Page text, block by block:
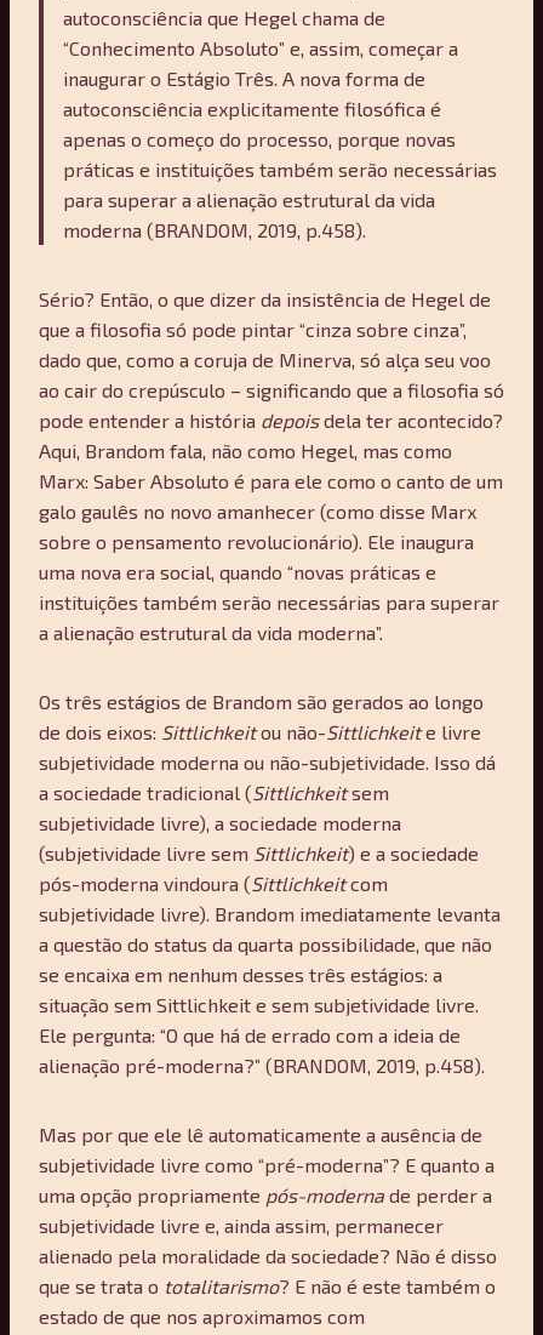
autoconsciência que Hegel chama de
“Conhecimento Absoluto” e, assim, começar a
inaugurar o Estágio Três. A nova forma de
autoconsciência explicitamente filosófica é
apenas o começo do processo, porque novas
práticas e instituições também serão necessárias
para superar a alienação estrutural da vida
moderna (BRANDOM, 2019, p.458).
Sério? Então, o que dizer da insistência de Hegel de
que a filosofia só pode pintar “cinza sobre cinza”,
dado que, como a coruja de Minerva, só alça seu voo
ao cair do crepúsculo – significando que a filosofia só
pode entender a história depoisdela ter acontecido?
Aqui, Brandom fala, não como Hegel, mas como
Marx: Saber Absoluto é para ele como o canto de um
galo gaulês no novo amanhecer (como disse Marx
sobre o pensamento revolucionário). Ele inaugura
uma nova era social, quando “novas práticas e
instituições também serão necessárias para superar
a alienação estrutural da vida moderna”.
Os três estágios de Brandom são gerados ao longo
de dois eixos: Sittlichkeitou não-Sittlichkeite livre
subjetividade moderna ou não-subjetividade. Isso dá
a sociedade tradicional (Sittlichkeitsem
subjetividade livre), a sociedade moderna
(subjetividade livre sem Sittlichkeit) e a sociedade
pós-moderna vindoura (Sittlichkeitcom
subjetividade livre). Brandom imediatamente levanta
a questão do status da quarta possibilidade, que não
se encaixa em nenhum desses três estágios: a
situação sem Sittlichkeit e sem subjetividade livre.
Ele pergunta: “O que há de errado com a ideia de
alienação pré-moderna?” (BRANDOM, 2019, p.458).
Mas por que ele lê automaticamente a ausência de
subjetividade livre como “pré-moderna”? E quanto a
uma opção propriamente pós-moderna de perder a
subjetividade livre e, ainda assim, permanecer
alienado pela moralidade da sociedade? Não é disso
que se trata o totalitarismo? E não é este também o
estado de que nos aproximamos com